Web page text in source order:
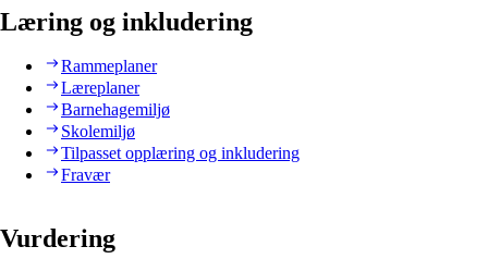
Læring og inkludering
Rammeplaner
Læreplaner
Barnehagemiljø
Skolemiljø
Tilpasset opplæring og inkludering
Fravær
Vurdering